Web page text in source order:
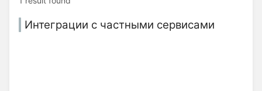
Интеграции с частными сервисами